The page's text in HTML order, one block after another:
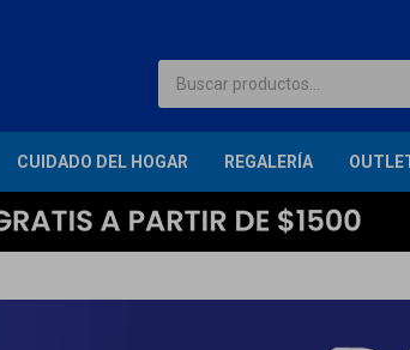
CUIDADO DEL HOGAR REGALERÍA